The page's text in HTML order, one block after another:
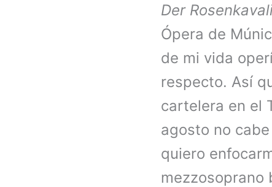
Der
Ópera de
de mi vida
respecto. Así
cartelera en el
agosto no
quiero
mezzosoprano